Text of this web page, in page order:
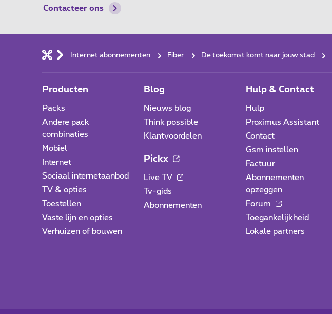
Contacteer ons
Internet abonnementen Fiber De toekomst komt naar jouw stad
Producten
Packs
Andere pack
combinaties
Mobiel
Internet
Sociaal internetaanbod
TV & opties
Toestellen
Vaste lijn en opties
Verhuizen of bouwen
Blog
Nieuws blog
Think possible
Klantvoordelen
Pickx
Live TV
Tv-gids
Abonnementen
Hulp & Contact
Hulp
Proximus Assistant
Contact
Gsm instellen
Factuur
Abonnementen
opzeggen
Forum
Toegankelijkheid
Lokale partners